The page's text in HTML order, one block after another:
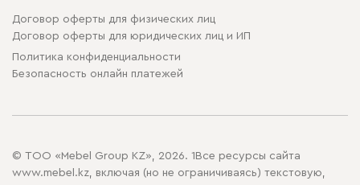
Договор оферты для физических лиц
Договор оферты для юридических лиц и ИП
Политика конфиденциальности
Безопасность онлайн платежей
© ТОО «Mebel Group KZ», 2026. 1Все ресурсы сайта
www.mebel.kz, включая (но не ограничиваясь) текстовую,